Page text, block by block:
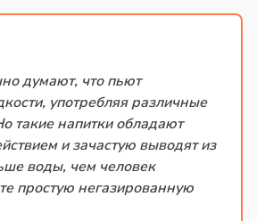
думают, что пьют
употребляя различные
такие напитки обладают
и зачастую выводят из
воды, чем человек
простую негазированную